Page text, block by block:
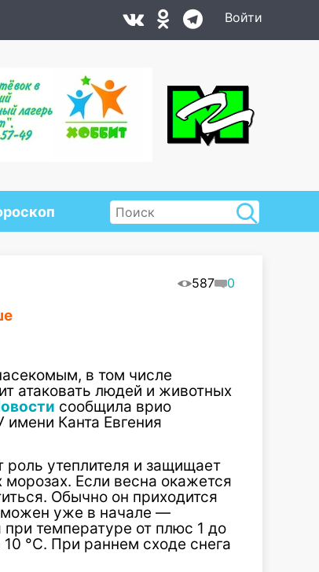
Войти
587 0
в том числе
атаковать людей и животных
сообщила врио
Канта Евгения
утеплителя и защищает
Если весна окажется
Обычно он приходится
уже в начале —
температуре от плюс 1 до
°C. При раннем сходе снега